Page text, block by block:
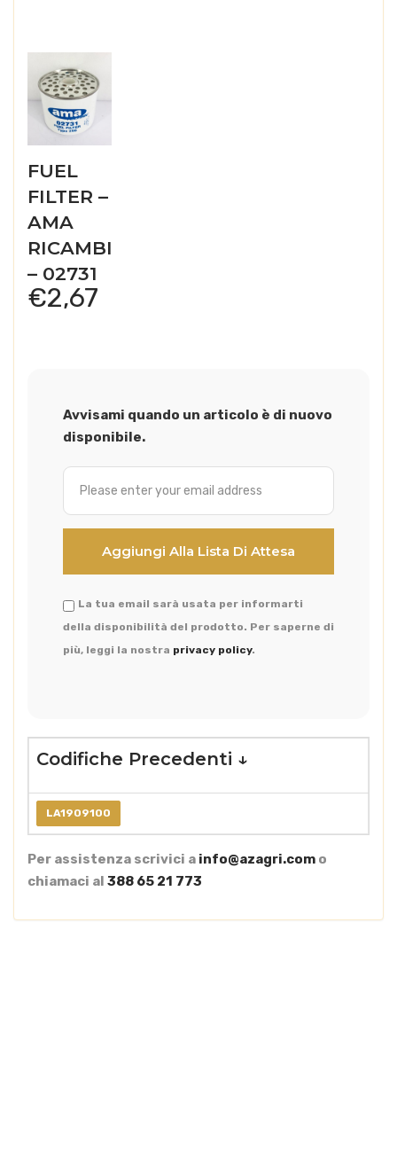
FUEL
FILTER –
AMA
RICAMBI
– 02731
€2,67
Avvisami quando un articolo è di nuovo
disponibile.
La tua email sarà usata per informarti
della disponibilità del prodotto. Per saperne di
più, leggi la nostra privacy policy.
Codifiche Precedenti ↓
LA1909100
Per assistenza scrivici a info@azagri.com o
chiamaci al 388 65 21 773